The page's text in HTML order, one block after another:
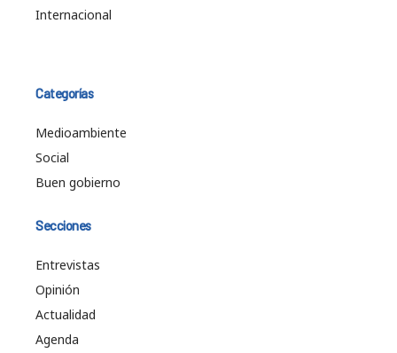
Internacional
Categorías
Medioambiente
Social
Buen gobierno
Secciones
Entrevistas
Opinión
Actualidad
Agenda